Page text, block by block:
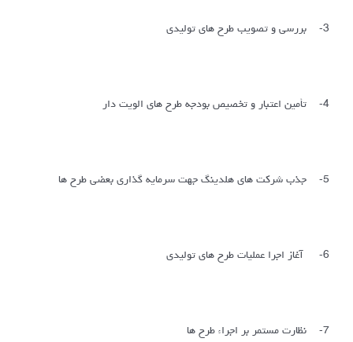
3- بررسی و تصویب طرح های تولیدی
4- تأمین اعتبار و تخصیص بودجه طرح های الویت دار
5- جذب شرکت های هلدینگ جهت سرمایه گذاری بعضی طرح ها
6- آغاز اجرا عملیات طرح های تولیدی
7- نظارت مستمر بر اجراء طرح ها